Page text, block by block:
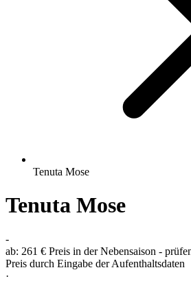
Tenuta Mose
Tenuta Mose
-
ab: 261 € Preis in der Nebensaison -
Preis durch Eingabe der Aufenthaltsdaten
·